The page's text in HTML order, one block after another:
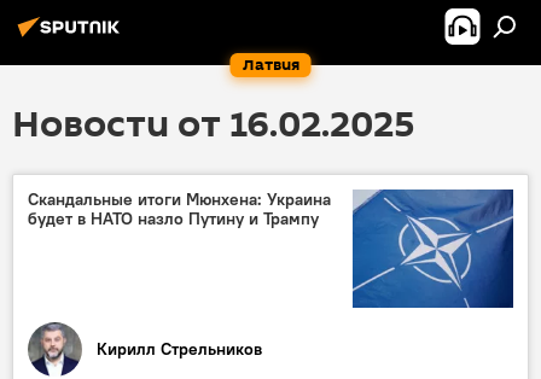
Латвия
Новости от 16.02.2025
Скандальные итоги Мюнхена: Украина
будет в НАТО назло Путину и Трампу
Кирилл Стрельников